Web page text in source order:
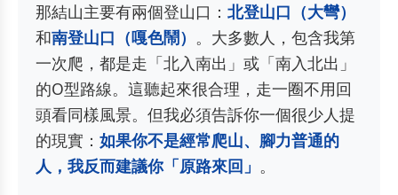
那結山主要有兩個登山口： 北登山口（大彎）
和南登山口（嘎色鬧） 。大多數人，包含我第
一次爬，都是走「北入南出」或「南入北出」
的O型路線。這聽起來很合理，走一圈不用回
頭看同樣風景。但我必須告訴你一個很少人提
的現實： 如果你不是經常爬山、腳力普通的
人，我反而建議你「原路來回」 。